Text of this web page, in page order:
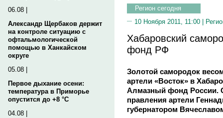
06.08 |
Александр Щербаков держит
на контроле ситуацию с
офтальмологической
помощью в Ханкайском
округе
05.08 |
Первое дыхание осени:
температура в Приморье
опустится до +8 °C
04.08 |
Регион сегодня
10 Ноября 2011, 11:00 |
Хабаровский
фонд РФ
Золотой самородок
артели «Восток» в
Алмазный фонд России.
правления артели
губернатором